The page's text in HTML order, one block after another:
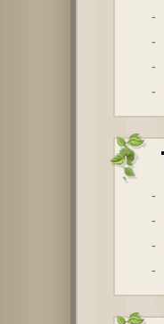
-
-
-
-
-
-
-
-